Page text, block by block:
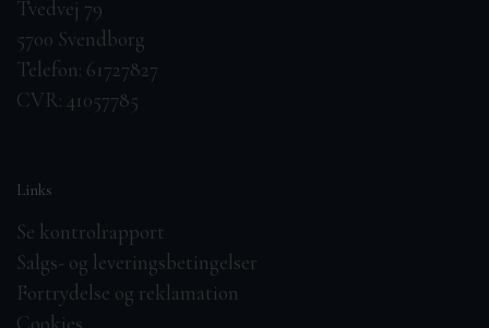
Tvedvej 79
5700 Svendborg
Telefon: 61727827
CVR: 41057785
Links
Se kontrolrapport
Salgs- og leveringsbetingelser
Fortrydelse og reklamation